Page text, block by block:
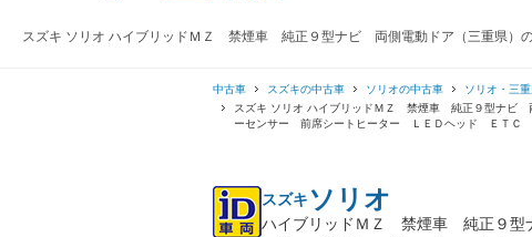
スズキ ソリオ ハイブリッドＭＺ 禁煙車 純正９型ナビ 両側電動ドア（三重県）
中古車 スズキの中古車 ソリオの中古車 ソリオ・三
スズキ ソリオ ハイブリッドＭＺ 禁煙車 純正９型ナ
ーセンサー 前席シートヒーター ＬＥＤヘッド ＥＴＣ
スズキソリオ
ハイブリッドＭＺ 禁煙車 純正９
中古車